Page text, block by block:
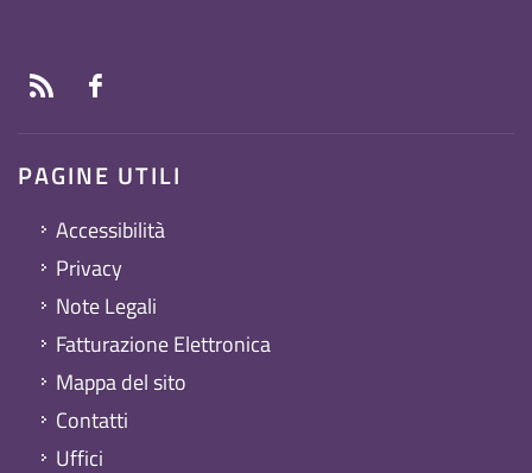
PAGINE UTILI
Accessibilità
Privacy
Note Legali
Fatturazione Elettronica
Mappa del sito
Contatti
Uffici